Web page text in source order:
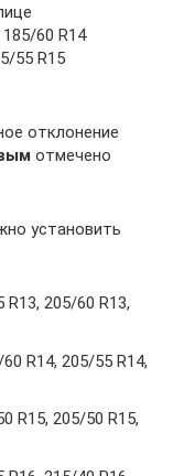
60 R14
55 R15
отклонение
отмечено
установить
R13, 205/60 R13,
R14, 205/55 R14,
R15, 205/50 R15,